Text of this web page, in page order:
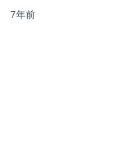
7年前